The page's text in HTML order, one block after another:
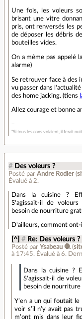
Une fois, les voleurs
brisant une vitre
pris, ont renversés les
de déposer les débris
bouteilles vides.
On a même pas appelé
alarme)
Se retrouver face à des
vu passer dans
des home jacking. (tiens
Allez courage et bonne
"Si tous les cons volaient, il ferait
# Des voleurs ?
Posté par Andre Rodier (
Évalué à 2.
Dans la cuisine ?
S'agissait-il de
besoin de nourriture
D'ailleurs, comment
[^] # Re: Des voleurs ?
Posté par Ysabeau 🧶 (
à 17:45. Évalué à6.
Dans la cuisine ?
S'agissait-il de
besoin de
Y’en a un qui foutait le
voir s’il n’y avait pas
m’ont mis dans leur